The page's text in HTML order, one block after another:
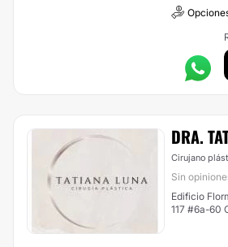
DRA.
Cirujano
Sin
Edificio
117 #6a-60